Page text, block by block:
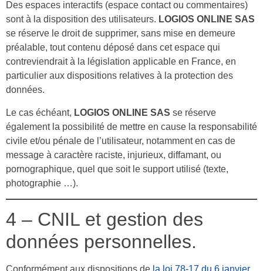
Des espaces interactifs (espace contact ou commentaires)
sont à la disposition des utilisateurs. LOGIOS ONLINE SAS
se réserve le droit de supprimer, sans mise en demeure
préalable, tout contenu déposé dans cet espace qui
contreviendrait à la législation applicable en France, en
particulier aux dispositions relatives à la protection des
données.
Le cas échéant, LOGIOS ONLINE SAS se réserve
également la possibilité de mettre en cause la responsabilité
civile et/ou pénale de l’utilisateur, notamment en cas de
message à caractère raciste, injurieux, diffamant, ou
pornographique, quel que soit le support utilisé (texte,
photographie …).
4 – CNIL et gestion des
données personnelles.